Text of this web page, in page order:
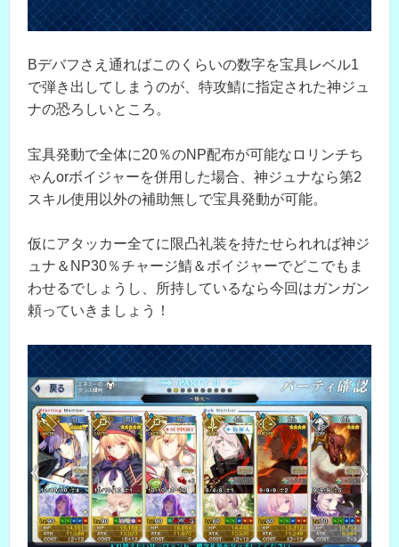
Bデバフさえ通ればこのくらいの数字を宝具レベル1
で弾き出してしまうのが、特攻鯖に指定された神ジュ
ナの恐ろしいところ。
宝具発動で全体に20％のNP配布が可能なロリンチち
ゃんorボイジャーを併用した場合、神ジュナなら第2
スキル使用以外の補助無しで宝具発動が可能。
仮にアタッカー全てに限凸礼装を持たせられれば神ジ
ュナ＆NP30％チャージ鯖＆ボイジャーでどこでもま
わせるでしょうし、所持しているなら今回はガンガン
頼っていきましょう！